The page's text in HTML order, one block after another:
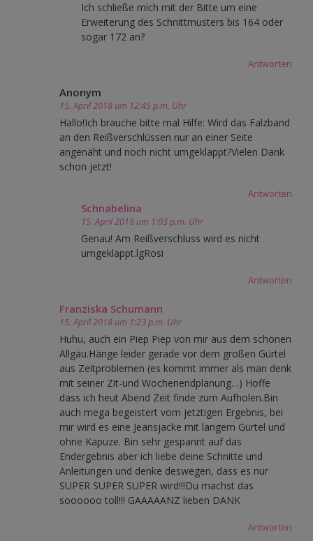
Ich schließe mich mit der Bitte um eine
Erweiterung des Schnittmusters bis 164 oder
sogar 172 an?
Antworten
Anonym
15. April 2018 um 12:45 p.m. Uhr
Hallo!Ich brauche bitte mal Hilfe: Wird das Falzband
an den Reißverschlüssen nur an einer Seite
angenäht und noch nicht umgeklappt?Vielen Dank
schon jetzt!
Antworten
Schnabelina
15. April 2018 um 1:03 p.m. Uhr
Genau! Am Reißverschluss wird es nicht
umgeklappt.lgRosi
Antworten
Franziska Schumann
15. April 2018 um 1:23 p.m. Uhr
Huhu, auch ein Piep Piep von mir aus dem schönen
Allgäu.Hänge leider gerade vor dem großen Gürtel
aus Zeitproblemen (es kommt immer als man denk
mit seiner Zit-und Wochenendplanung…) Hoffe
dass ich heut Abend Zeit finde zum Aufholen.Bin
auch mega begeistert vom jetztigen Ergebnis, bei
mir wird es eine Jeansjacke mit langem Gürtel und
ohne Kapuze. Bin sehr gespannt auf das
Endergebnis aber ich liebe deine Schnitte und
Anleitungen und denke deswegen, dass es nur
SUPER SUPER SUPER wird!!!Du machst das
soooooo toll!!! GAAAAANZ lieben DANK
Antworten